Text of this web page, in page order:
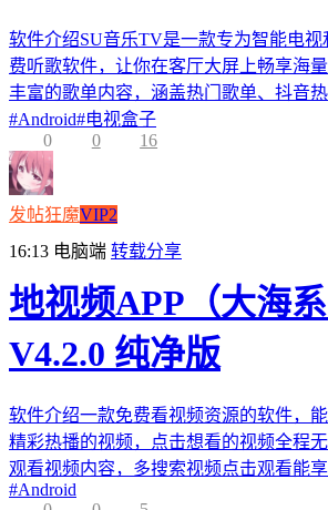
软件介绍SU音乐TV是一款专为智能电
费听歌软件，让你在客厅大屏上畅享海
丰富的歌单内容，涵盖热门歌单、抖音
#Android#电视盒子
0
0 16
发帖狂魔VIP2
16:13 电脑端 转载分享
地视频APP（大海系
V4.2.0 纯净版
软件介绍一款免费看视频资源的软件，
精彩热播的视频，点击想看的视频全程
观看视频内容，多搜索视频点击观看能
#Android